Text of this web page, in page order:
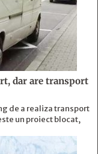
dar are transport
de a realiza transport
un proiect blocat,